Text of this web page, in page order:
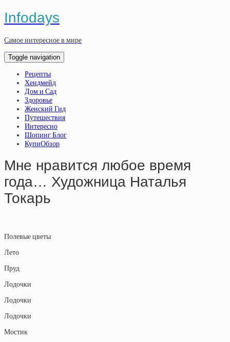
Infodays
Самое интересное в мире
Toggle navigation
Рецепты
Хендмейд
Дом и Сад
Здоровье
Женский Гид
Путешествия
Интересно
Шопинг Блог
КупиОбзор
Мне нравится любое время
года… Художница Наталья
Токарь
Полевые цветы
Лето
Пруд
Лодочки
Лодочки
Лодочки
Мостик